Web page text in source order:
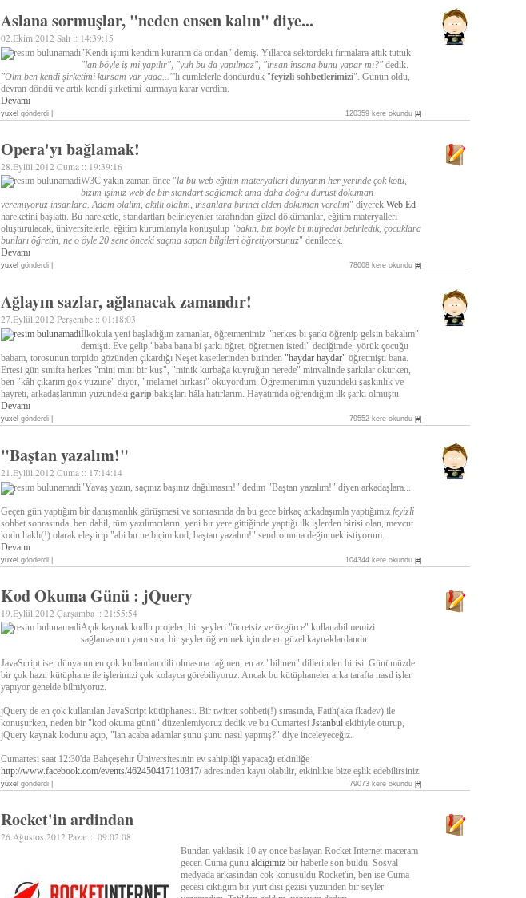
Aslana sormuşlar, "neden ensen kalın" diye...
02.Ekim.2012 Salı :: 14:39:15
"Kendi işimi kendim kurarım da ondan" demiş. Yıllarca sektördeki firmalara attık tuttuk
"lan böyle iş mi yapılır", "yuh bu da yapılmaz", "insan insana bunu yapar mı?" dedik.
"Olm ben kendi şirketimi kursam var yaaa..."'lı cümlelerle döndürdük "feyizli sohbetlerimizi". Günün oldu,
devran döndü ve artık kendi şirketimi kurmaya karar verdim.
Devamı
yuxel gönderdi | 120359 kere okundu [#]
Opera'yı bağlamak!
28.Eylül.2012 Cuma :: 19:39:16
W3C yakın zaman önce "la bu web eğitim materyalleri dünyanın her yerinde çok kötü,
bizim işimiz web'de bir standart sağlamak ama daha doğru dürüst döküman
veremiyoruz insanlara. Adam olalım, akıllı olalım, insanlara birinci elden döküman verelim" diyerek Web Ed
hareketini başlattı. Bu hareketle, standartları belirleyenler tarafından güzel dökümanlar, eğitim materyalleri
oluşturulacak, üniversitelerle, eğitim kurumlarıyla konuşulup "bakın, biz böyle bi müfredat belirledik, çocuklara
bunları öğretin, ne o öyle 20 sene önceki saçma sapan bilgileri öğretiyorsunuz" denilecek.
Devamı
yuxel gönderdi | 78008 kere okundu [#]
Ağlayın sazlar, ağlanacak zamandır!
27.Eylül.2012 Perşembe :: 01:18:03
İlkokula yeni başladığım zamanlar, öğretmenimiz "herkes bi şarkı öğrenip gelsin bakalım"
demişti. Eve gelip "baba bana bi şarkı öğret, öğretmen istedi" dediğimde, yörük çocuğu
babam, torosunun torpido gözünden çıkardığı Neşet kasetlerinden birinden "haydar haydar" öğretmişti bana.
Ertesi gün sınıfta herkes "mini mini bir kuş", "minik kurbağa kuyruğun nerede" minvalinde şarkılar okurken,
ben "kâh çıkarım gök yüzüne" diyor, "melamet hırkası" okuyordum. Öğretmenimin yüzündeki şaşkınlık ve
hayreti, arkadaşlarımın yüzündeki garip bakışları hâla hatırlarım. Hayatımda öğrendiğim ilk şarkı olmuştu.
Devamı
yuxel gönderdi | 79552 kere okundu [#]
"Baştan yazalım!"
21.Eylül.2012 Cuma :: 17:14:14
"Yavaş yazın, saçınız başınız dağılmasın!" dedim "Baştan yazalım!" diyen arkadaşlara...
Geçen gün yaptığım bir danışmanlık görüşmesi ve sonrasında da bu gece birkaç arkadaşımla yaptığımız feyizli
sohbet sonrasında. ben dahil, tüm yazılımcıların, yeni bir yere gittiğinde yaptığı ilk işlerden birisi olan, mevcut
kodu haklı(!) olarak eleştirip "abi bu ne biçim kod, baştan yazalım!" sendromuna değinmek istiyorum.
Devamı
yuxel gönderdi | 104344 kere okundu [#]
Kod Okuma Günü : jQuery
19.Eylül.2012 Çarşamba :: 21:55:54
Açık kaynak kodlu projeler; bir şeyleri "ücretsiz ve özgürce" kullanabilmemizi
sağlamasının yanı sıra, bir şeyler öğrenmek için de en güzel kaynaklardandır.
JavaScript ise, dünyanın en çok kullanılan dili olmasına rağmen, en az "bilinen" dillerinden birisi. Günümüzde
bir çok hazır kütüphane ile işlerimizi çok kolayca görebiliyoruz. Ancak bu kütüphaneler arka tarafta nasıl işler
yapıyor genelde bilmiyoruz.
jQuery de en çok kullanılan JavaScript kütüphanesi. Bir twitter sohbeti(!) sırasında, Fatih(aka fkadev) ile
konuşurken, neden bir "kod okuma günü" düzenlemiyoruz dedik ve bu Cumartesi Jstanbul ekibiyle oturup,
jQuery kaynak kodunu açıp, "lan acaba adamlar şunu şunu nasıl yapmış?" diye inceleyeceğiz.
Cumartesi saat 12:30'da Bahçeşehir Üniversitesinin ev sahipliği yapacağı etkinliğe
http://www.facebook.com/events/462450417110317/adresinden kayıt olabilir, etkinlikte bize eşlik edebilirsiniz.
yuxel gönderdi | 79073 kere okundu [#]
Rocket'in ardindan
26.Ağustos.2012 Pazar :: 09:02:08
Bundan yaklasik 10 ay once baslayan Rocket Internet maceram
gecen Cuma gunu aldigimiz bir haberle son buldu. Sosyal
medyada arkasindan cok konusuldu Rocket'in, ben ise Cuma
gecesi ciktigim bir yurt disi gezisi yuzunden bir seyler